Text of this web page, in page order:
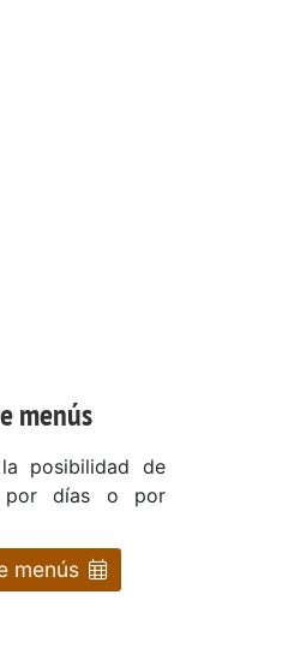
menús
posibilidad de
por días o por
menús